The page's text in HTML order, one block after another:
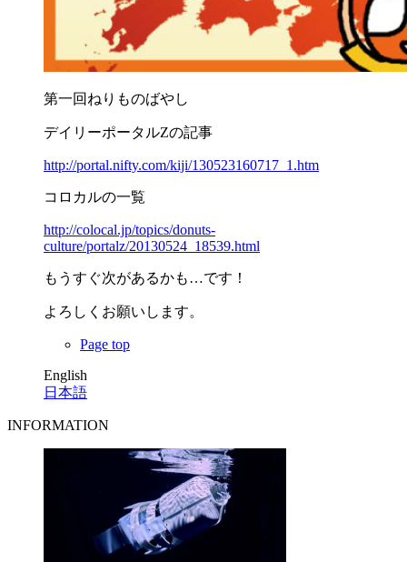
第一回ねりものばやし
デイリーポータルZの記事
http://portal.nifty.com/kiji/130523160717_1.htm
コロカルの一覧
http://colocal.jp/topics/donuts-
culture/portalz/20130524_18539.html
もうすぐ次があるかも…です！
よろしくお願いします。
Page top
English
日本語
INFORMATION